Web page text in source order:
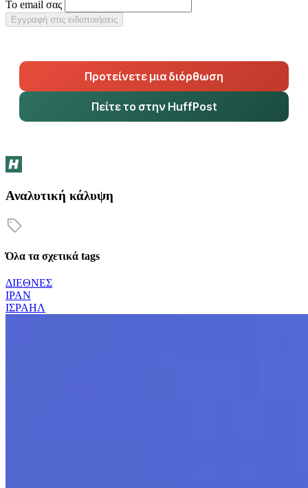
Το email σας
Εγγραφή στις ειδοποιήσεις
Προτείνετε μια διόρθωση
Πείτε το στην HuffPost
Αναλυτική κάλυψη
Όλα τα σχετικά tags
ΔΙΕΘΝΕΣ
ΙΡΑΝ
ΙΣΡΑΗΛ